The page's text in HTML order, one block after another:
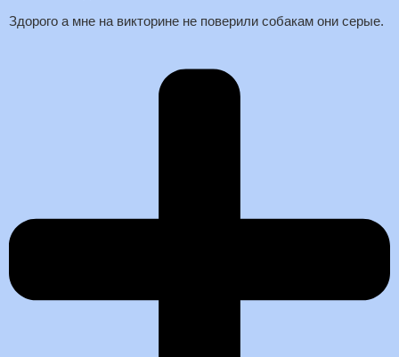
Здорого а мне на викторине не поверили собакам они серые.